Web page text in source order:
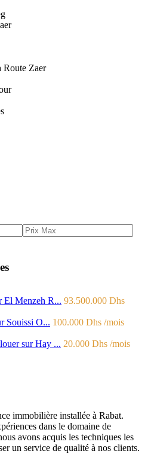
Route Zaer
El Menzeh R... 93.500.000 Dhs
Souissi O... 100.000 Dhs /mois
sur Hay ... 20.000 Dhs /mois
immobilière installée à Rabat.
dans le domaine de
avons acquis les techniques les
un service de qualité à nos clients.